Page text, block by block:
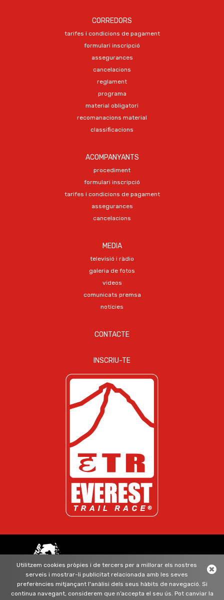
Utilitzem cookies pròpies i de tercers per a millorar els nostres
serveis i mostrar-li publicitat relacionada amb les seves
preferències mitjançant l'anàlisi dels seus hàbits de navegació. Si
continua navegant, considerem que n’accepta el seu ús. Pot canviar la
CORREDORS
tarifes i condicions de pagament
formulari inscripció
assegurances
cancelacions
reglament
programa
material obligatori
recomanacions material
classificacions
ACOMPANYANTS
procediment
formulari inscripció
tarifes i condicions de pagament
assegurances
cancelacions
MEDIA
televisió i ràdio
galeria de fotos
videos
comunicats premsa
notícies
CONTACTE
INSCRIU-TE
segueix-nos